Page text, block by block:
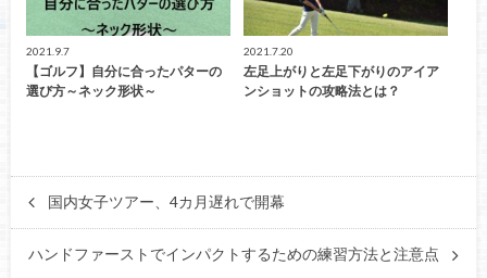
2021.9.7
【ゴルフ】自分に合ったパターの
選び方～ネック形状～
2021.7.20
左足上がりと左足下がりのアイア
ンショットの攻略法とは？
国内女子ツアー、4カ月遅れで開幕
ハンドファーストでインパクトするための練習方法と注意点